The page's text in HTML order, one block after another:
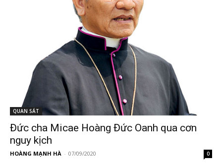
QUAN SÁT
Đức cha Micae Hoàng Đức Oanh qua cơn
nguy kịch
HOÀNG MẠNH HÀ - 07/09/2020 0